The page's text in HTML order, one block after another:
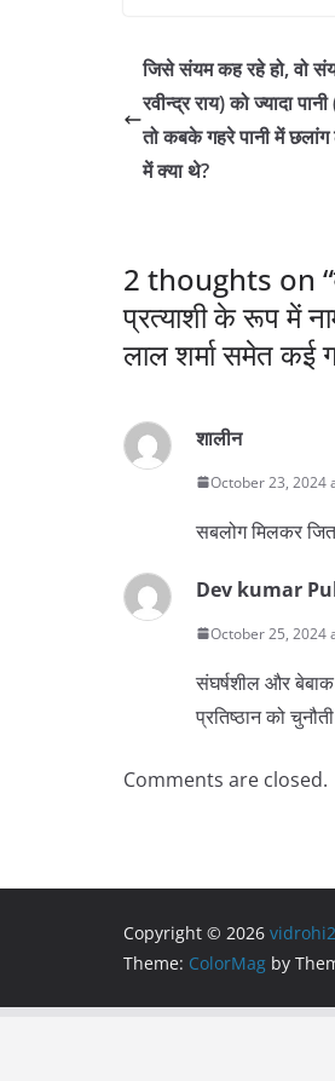
e
b
o
o
er s
A
p
जिसे संयम कह रहे हो, वो
रवीन्द्र राय) को ज्यादा
तो कबके गहरे पानी में छलांग
में क्या थे?
2 thoughts on “
प्रत्याशी के रूप में
लाल शर्मा समेत कई
शालीन
October 23, 2024
सबलोग मिलकर
Dev kumar
October 25, 2024
संघर्षशील और
प्रतिष्ठान को
Comments are closed.
Copyright © 2026
Theme: ColorMag by